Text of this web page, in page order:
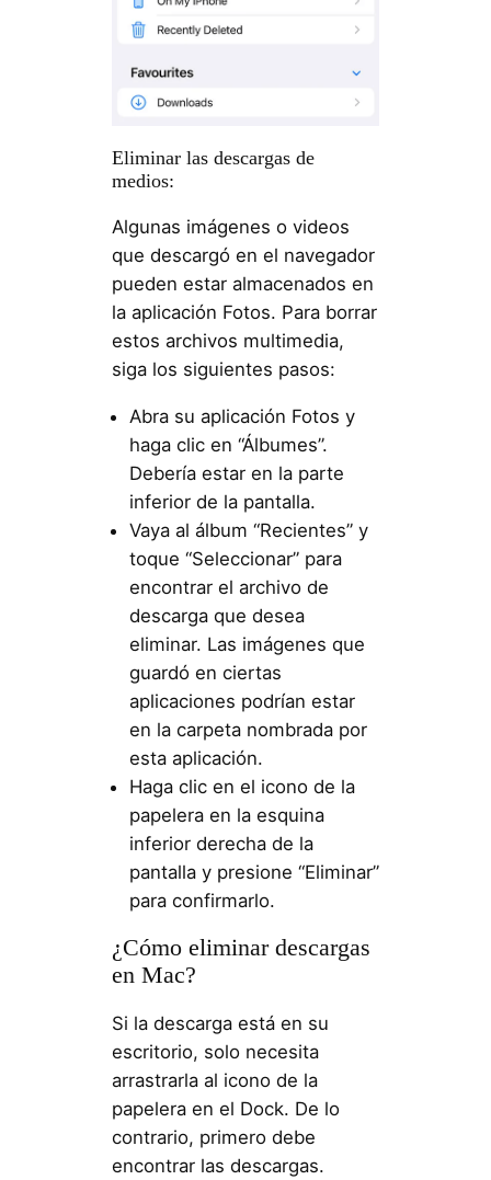
Eliminar las descargas de
medios:
Algunas imágenes o videos
que descargó en el navegador
pueden estar almacenados en
la aplicación Fotos. Para borrar
estos archivos multimedia,
siga los siguientes pasos:
Abra su aplicación Fotos y
haga clic en “Álbumes”.
Debería estar en la parte
inferior de la pantalla.
Vaya al álbum “Recientes” y
toque “Seleccionar” para
encontrar el archivo de
descarga que desea
eliminar. Las imágenes que
guardó en ciertas
aplicaciones podrían estar
en la carpeta nombrada por
esta aplicación.
Haga clic en el icono de la
papelera en la esquina
inferior derecha de la
pantalla y presione “Eliminar”
para confirmarlo.
¿Cómo eliminar descargas
en Mac?
Si la descarga está en su
escritorio, solo necesita
arrastrarla al icono de la
papelera en el Dock. De lo
contrario, primero debe
encontrar las descargas.